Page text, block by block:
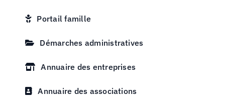
Portail famille
Démarches administratives
Annuaire des entreprises
Annuaire des associations